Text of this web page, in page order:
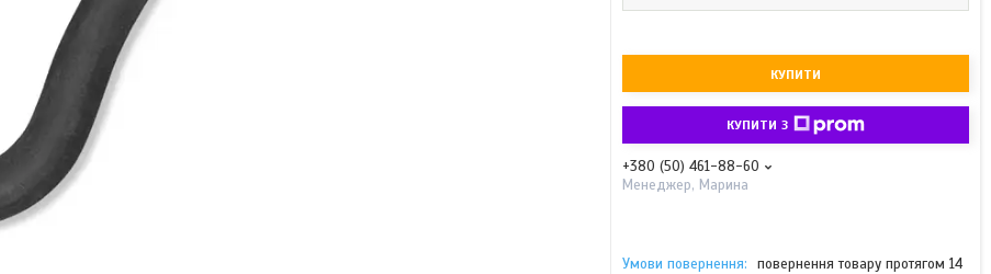
КУПИТИ
КУПИТИ З
+380 (50) 461-88-60
Менеджер, Марина
повернення товару протягом 14